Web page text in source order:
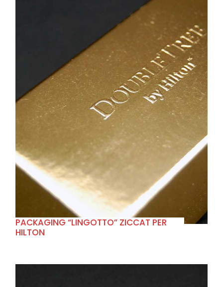
PACKAGING “LINGOTTO” ZICCAT PER
HILTON